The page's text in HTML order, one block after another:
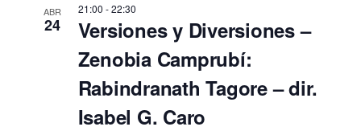
ABR
24
21:00 -22:30
Versiones y Diversiones –
Zenobia Camprubí:
Rabindranath Tagore – dir.
Isabel G. Caro